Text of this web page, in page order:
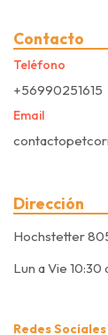
Contacto
Teléfono
+56990251615
Email
Dirección
Hochstetter
Lun a Vie 10:30
Redes Sociales